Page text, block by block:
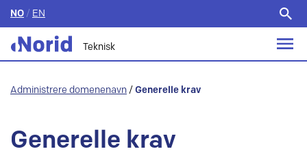
NO / EN
Teknisk
Administrere domenenavn /Generelle krav
Generelle krav